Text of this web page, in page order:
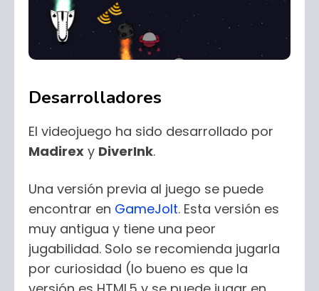
Desarrolladores
El videojuego ha sido desarrollado por
Madirex y DiverInk.
Una versión previa al juego se puede
encontrar en GameJolt. Esta versión es
muy antigua y tiene una peor
jugabilidad. Solo se recomienda jugarla
por curiosidad (lo bueno es que la